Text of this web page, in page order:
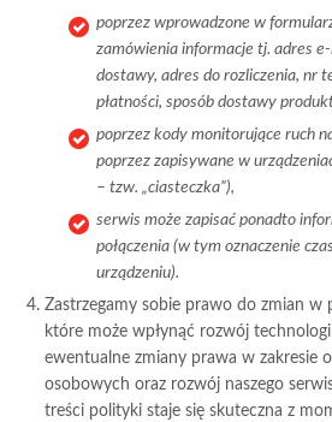
poprzez wprowadzone w
zamówienia informacje tj. adres
dostawy, adres do rozliczenia, nr
płatności, sposób dostawy
poprzez kody monitorujące ruch
poprzez zapisywane w
– tzw. „ciasteczka”),
serwis może zapisać ponadto
połączenia (w tym oznaczenie
urządzeniu).
Zastrzegamy sobie prawo do zmian w
które może wpłynąć rozwój
ewentualne zmiany prawa w zakresie
osobowych oraz rozwój naszego
treści polityki staje się skuteczna z